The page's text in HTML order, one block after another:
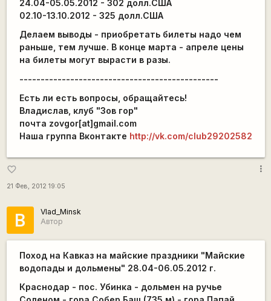
24.04-05.05.2012 - 302 долл.США
02.10-13.10.2012 - 325 долл.США
Делаем выводы - приобретать билеты надо чем
раньше, тем лучше. В конце марта - апреле цены
на билеты могут вырасти в разы.
-----------------------------------------------
Есть ли есть вопросы, обращайтесь!
Владислав, клуб "Зов гор"
почта zovgor[at]gmail.com
Наша группа Вконтакте http://vk.com/club29202582
favorite_border
21 Фев, 2012 19:05
more_vert
В
Vlad_Minsk
Автор
Поход на Кавказ на майские праздники "Майские
водопады и дольмены" 28.04-06.05.2012 г.
Краснодар - пос. Убинка - дольмен на ручье